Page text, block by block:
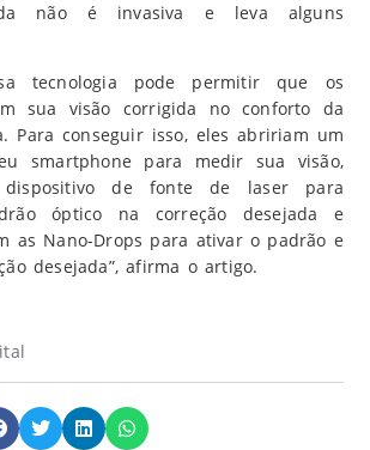
não é invasiva e leva alguns
tecnologia pode permitir que os
sua visão corrigida no conforto da
Para conseguir isso, eles abririam um
smartphone para medir sua visão,
dispositivo de fonte de laser para
óptico na correção desejada e
as Nano-Drops para ativar o padrão e
desejada”, afirma o artigo.